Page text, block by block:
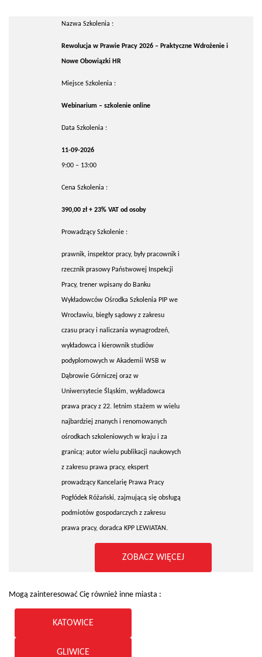
Nazwa Szkolenia :
Rewolucja w Prawie Pracy 2026 – Praktyczne Wdrożenie i
Nowe Obowiązki HR
Miejsce Szkolenia :
Webinarium – szkolenie online
Data Szkolenia :
11-09-2026
9:00 – 13:00
Cena Szkolenia :
390,00 zł + 23% VAT od osoby
Prowadzący Szkolenie :
prawnik, inspektor pracy, były pracownik i
rzecznik prasowy Państwowej Inspekcji
Pracy, trener wpisany do Banku
Wykładowców Ośrodka Szkolenia PIP we
Wrocławiu, biegły sądowy z zakresu
czasu pracy i naliczania wynagrodzeń,
wykładowca i kierownik studiów
podyplomowych w Akademii WSB w
Dąbrowie Górniczej oraz w
Uniwersytecie Śląskim, wykładowca
prawa pracy z 22. letnim stażem w wielu
najbardziej znanych i renomowanych
ośrodkach szkoleniowych w kraju i za
granicą; autor wielu publikacji naukowych
z zakresu prawa pracy, ekspert
prowadzący Kancelarię Prawa Pracy
Pogłódek Różański, zajmującą się obsługą
podmiotów gospodarczych z zakresu
prawa pracy, doradca KPP LEWIATAN.
ZOBACZ WIĘCEJ
Mogą zainteresować Cię również inne miasta :
KATOWICE
GLIWICE